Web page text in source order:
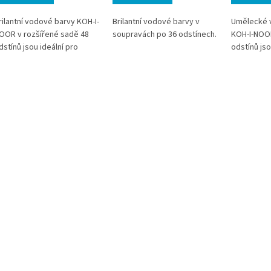
vodové barvy KOH-I-
v rozšířené sadě 48
jsou ideální pro
Brilantní vodové barvy v
soupravách po 36 odstínech.
Umělecké
KOH-I-
odstínů